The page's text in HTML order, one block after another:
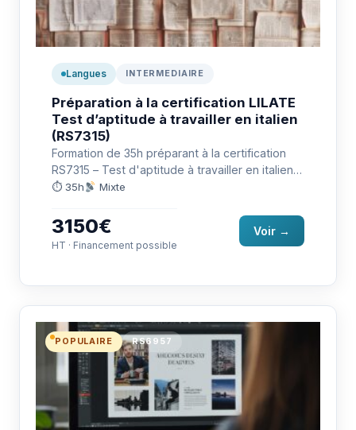
Langues INTERMEDIAIRE
Préparation à la certification LILATE
Test d’aptitude à travailler en italien
(RS7315)
Formation de 35h préparant à la certification
RS7315 – Test d'aptitude à travailler en italien
(LILATE) : communiquer…
⏱ 35h Mixte
3150€
HT · Financement possible
Voir →
POPULAIRE RS6957